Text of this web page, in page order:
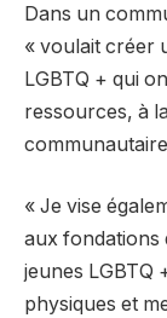
Dans un
« voulait créer
LGBTQ + qui
ressources, à
« Je vise
aux fondations
jeunes LGBTQ
physiques et